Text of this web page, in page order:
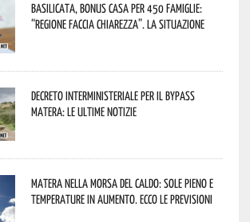
Basilicata, Bonus casa per 450 famiglie:
“Regione faccia chiarezza”. La situazione
Decreto interministeriale per il Bypass
Matera: le ultime notizie
Matera nella morsa del caldo: sole pieno e
temperature in aumento. Ecco le previsioni